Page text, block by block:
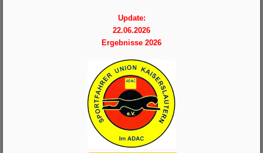
Update:
22.06.2026
Ergebnisse 2026